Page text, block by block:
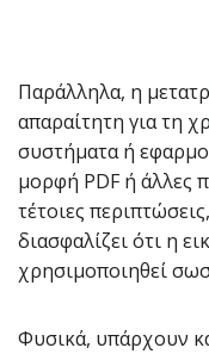
Παράλληλα, η
απαραίτητη για τη
συστήματα ή
μορφή PDF ή άλλες
τέτοιες
διασφαλίζει ότι η
χρησιμοποιηθεί
Φυσικά, υπάρχουν